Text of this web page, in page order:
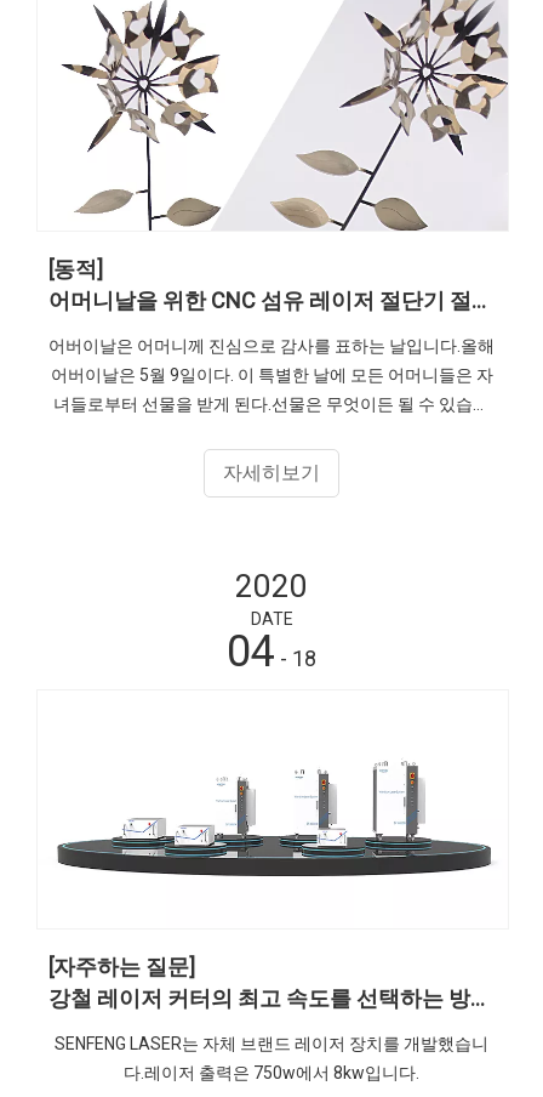
[동적]
어머니날을 위한 CNC 섬유 레이저 절단기 절단 금속 꽃 사용하기
어버이날은 어머니께 진심으로 감사를 표하는 날입니다.올해
어버이날은 5월 9일이다. 이 특별한 날에 모든 어머니들은 자
녀들로부터 선물을 받게 된다.선물은 무엇이든 될 수 있습니
입니다.SENFENG 레이저는 CNC 파이버 레이저 절단기를 사
용하여 귀하와 어머니의 아름다움을 유지합니다.영원히 시들
자세히보기
2020
DATE
04 - 18
[자주하는 질문]
강철 레이저 커터의 최고 속도를 선택하는 방법은 무엇입니까?
SENFENG LASER는 자체 브랜드 레이저 장치를 개발했습니
다.레이저 출력은 750w에서 8kw입니다.